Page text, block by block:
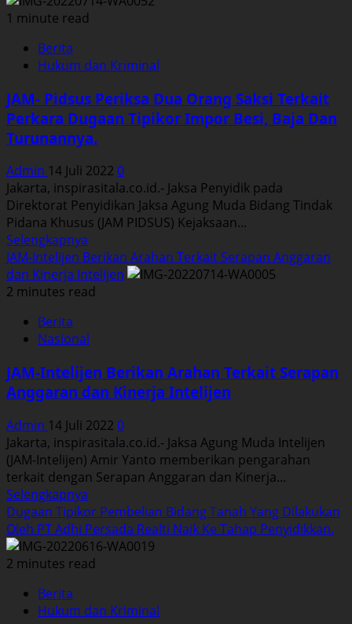
1 minute read
Berita
Hukum dan Kriminal
JAM- Pidsus Periksa Dua Orang Saksi Terkait
Perkara Dugaan Tipikor Impor Besi, Baja Dan
Turunannya.
Admin 14 Juli 2022 0
Jakarta, inspirasitala.co.id.- Jaksa Penyidik pada
Direktorat Penyidikan Jaksa Agung Muda Bidang Tindak
Pidana Khusus (JAM PIDSUS) Kejaksaan...
Selengkapnya
more
about
JAM-
Dua
Saksi
Terkait
Dugaan
Tipikor
Impor
Besi,
Baja
Dan
Turunannya.
JAM-Intelijen Berikan Arahan Terkait Serapan Anggaran
dan Kinerja Intelijen
2 minutes read
Berita
Nasional
JAM-Intelijen Berikan Arahan Terkait Serapan
Anggaran dan Kinerja Intelijen
Admin 14 Juli 2022 0
Jakarta, inspirasitala.co.id.- Jaksa Agung Muda Intelijen
(JAM-Intelijen) Amir Yanto memberikan pengarahan
terkait dengan Serapan Anggaran dan Kinerja...
Selengkapnya
more
about
JAM-
Intelijen
Terkait
Dugaan Tipikor Pembelian Bidang Tanah Yang Dilakukan
Oleh PT Adhi Persada Realti Naik Ke Tahap Penyidikkan.
2 minutes read
Berita
Hukum dan Kriminal